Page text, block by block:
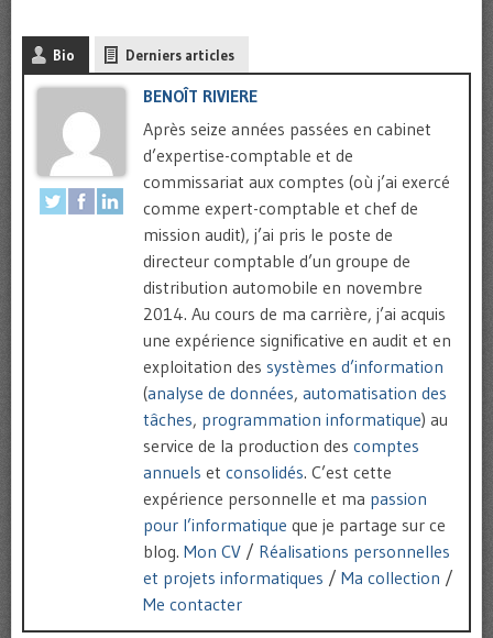
Bio Derniers articles
BENOÎT RIVIERE
Après seize années passées en cabinet
d’expertise-comptable et de
commissariat aux comptes (où j’ai exercé
comme expert-comptable et chef de
mission audit), j’ai pris le poste de
directeur comptable d’un groupe de
distribution automobile en novembre
2014. Au cours de ma carrière, j’ai acquis
une expérience significative en audit et en
exploitation des systèmes d’information
(analyse de données, automatisation des
tâches, programmation informatique) au
service de la production des comptes
annuels et consolidés. C’est cette
expérience personnelle et ma passion
pour l’informatique que je partage sur ce
blog. Mon CV / Réalisations personnelles
et projets informatiques / Ma collection /
Me contacter